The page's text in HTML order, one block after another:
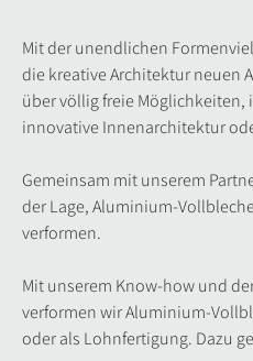
Mit der unendlichen
die kreative Architektur neuen
über völlig freie Möglichkeiten,
innovative Innenarchitektur
Gemeinsam mit unserem
der Lage, Aluminium-
verformen.
Mit unserem Know-how und
verformen wir Aluminium-
oder als Lohnfertigung. Dazu